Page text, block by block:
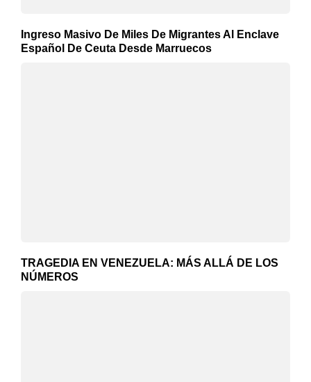
Ingreso Masivo De Miles De Migrantes Al Enclave
Español De Ceuta Desde Marruecos
TRAGEDIA EN VENEZUELA: MÁS ALLÁ DE LOS
NÚMEROS